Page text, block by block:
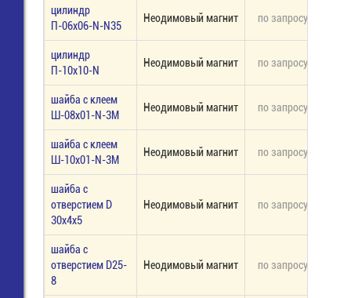
цилиндр
П-06х06-N-N35
Неодимовый магнит по запросу
цилиндр
П-10х10-N
Неодимовый магнит по запросу
шайба с клеем
Ш-08х01-N-3M
Неодимовый магнит по запросу
шайба с клеем
Ш-10х01-N-3M
Неодимовый магнит по запросу
шайба с
отверстием D
30x4x5
Неодимовый магнит по запросу
шайба с
отверстием D25-
8
Неодимовый магнит по запросу